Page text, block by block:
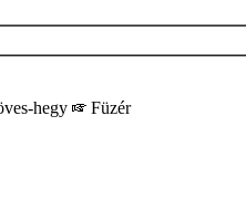
hegy Füzér